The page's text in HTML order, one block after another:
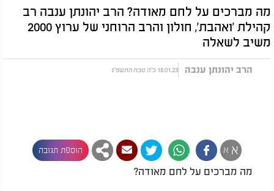
מה מברכים על לחם מאודה? הרב יהונתן ענבה רב
קהילת 'ואהבת', חולון והרב הרוחני של ערוץ 2000
משיב לשאלה
הרב יהונתן ענבה 18.01.23 כ"ה טבת התשפ"ג
א א הוספת תגובה
מה מברכים על לחם מאודה?